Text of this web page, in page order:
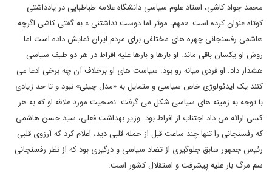
محمد جواد کاشی، استاد علوم سیاسی دانشگاه علامه طباطبایی در یادداشتی
کوتاه عنوان کرده است: «مهم، موثر اما دوست نداشتنی.» به گفتی کاشی اگرچه
هاشمی رفسنجانی چهره های مختلفی برای مردم ایران نمایش داده است اما
روش او یکسان باقی ماند. او بارها و بارها علیه افراط در هر دو طیف سیاسی
هشدار داد. او فردی میانه رو بود. سیاست های او برخلاف آن چه برخی ادعا می
کنند یک ایدئولوژی خاص سیاسی و متمایل به «مدل چینی» نبود و تا حد زیادی
با توجه به زمینه های سیاسی شکل می گرفت. نصحیت مورد علاقه او که به هر
کسی ارائه می داد اجتناب از افراط بود. وزیر بهداشت فعلی، سید حسن هاشمی
که رفسنجانی را تنها چند ساعت قبل از حمله قلبی دید، اعلام کرد که آرزوی قلبی
رئیس جمهور سابق جلوگیری از تضاد سیاسی و درگیری بود که از نظر رفسنجانی
سم مرگ بار علیه پیشرفت و استقلال کشور است.